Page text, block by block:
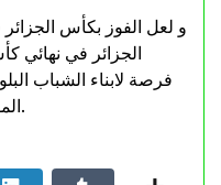
و لعل الفوز بكأس الجزائر
الجزائر في نهائي
فرصة لابناء الشباب
الموسم الصفري الذي يلوح في الافق.